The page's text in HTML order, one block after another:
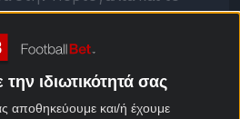
ιδιωτικότητά σας
αποθηκεύουμε και/ή έχουμε
αποτέλεσμα του οποίου θα
ό,τι αφορά στην κατάληψη
θέσεων του ομίλου.